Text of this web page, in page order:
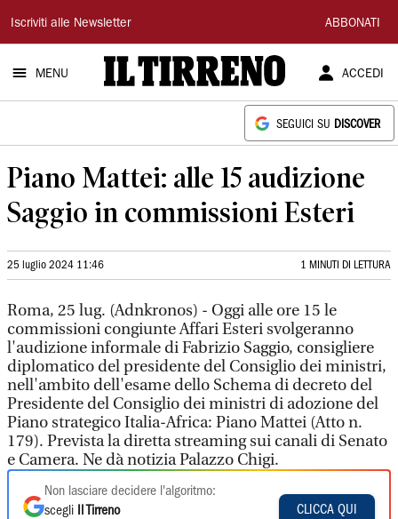
Il
Tirreno
Iscriviti alle Newsletter ABBONATI
MENU ACCEDI
SEGUICI SU DISCOVER
Piano Mattei: alle 15 audizione
Saggio in commissioni Esteri
25 luglio 2024 11:46 1 MINUTI DI LETTURA
Roma, 25 lug. (Adnkronos) - Oggi alle ore 15 le
commissioni congiunte Affari Esteri svolgeranno
l'audizione informale di Fabrizio Saggio, consigliere
diplomatico del presidente del Consiglio dei ministri,
nell'ambito dell'esame dello Schema di decreto del
Presidente del Consiglio dei ministri di adozione del
Piano strategico Italia-Africa: Piano Mattei (Atto n.
179). Prevista la diretta streaming sui canali di Senato
e Camera. Ne dà notizia Palazzo Chigi.
Non lasciare decidere l'algoritmo:
scegli
Il Tirreno
CLICCA QUI